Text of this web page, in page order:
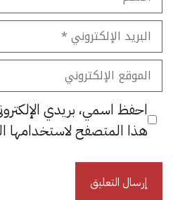
البريد
الإلكتروني
الموقع
الإلكتروني
احفظ اسمي، بريدي
هذا المتصفح لاستخدامها